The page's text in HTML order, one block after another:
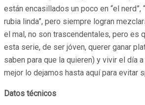
están encasillados un poco en “el nerd”,
rubia linda”, pero siempre logran
el mal, no son trascendentales, pero es
esta serie, de ser jóven, querer ganar
saben para que la quieren) y vivir el día
mejor lo dejamos hasta aquí para evitar
Datos técnicos